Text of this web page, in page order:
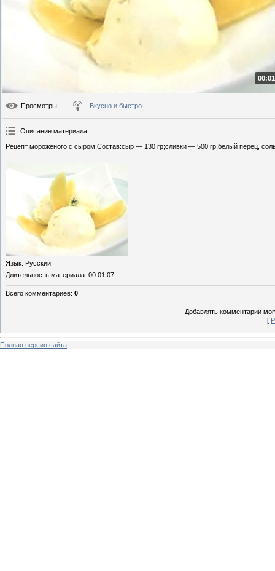
Просмотры: Вкусно и быстро
Описание материала:
Рецепт мороженого с сыром.Состав:сыр — 130 гр;сливки — 500 гр;белый перец,
Язык: Русский
Длительность материала: 00:01:07
Всего комментариев: 0
Добавлять комментарии
[
Полная версия сайта